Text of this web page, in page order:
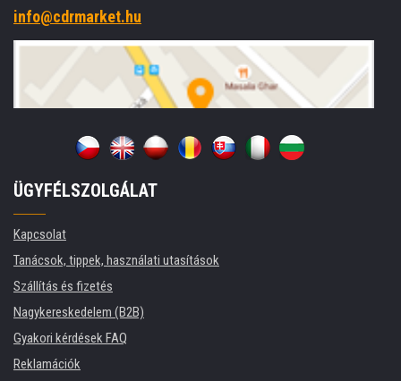
info@cdrmarket.hu
ÜGYFÉLSZOLGÁLAT
Kapcsolat
Tanácsok, tippek, használati utasítások
Szállítás és fizetés
Nagykereskedelem (B2B)
Gyakori kérdések FAQ
Reklamációk